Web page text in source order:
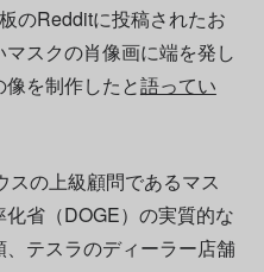
のRedditに投稿されたお
スクの肖像画に端を発し
を制作したと語ってい
スの上級顧問であるマス
省（DOGE）の実質的な
テスラのディーラー店舗